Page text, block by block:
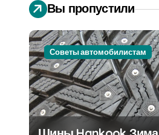
Вы пропустили
Советы автомобилистам